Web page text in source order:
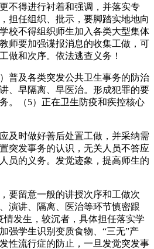
不得进行衬着和强调，并落实专
担任组织、批示，要脚踏实地地向
校不得组织师生加入各类大型集体
师要加强谍报消息的收集工做，可
做和次序。依法逃查义务！
及各类突发公共卫生事务的防治
、早隔离、早医治。形成犯罪的要
。（5）正在卫生防疫和疾控核心
时做好善后处置工做，并采纳需
突发事务的认识，无关人员不答应
员的义务。发觉迹象，提高师生的
留意一般的讲授次序和工做次
演讲、隔离、医治等环节慎密跟
情发生，较沉者，具体担任落实学
强学生识别变质食物、“三无”产
性流行症的防止，一旦发觉突发事